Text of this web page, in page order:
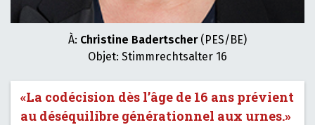
À: Christine Badertscher(PES/BE)
Objet: Stimmrechtsalter 16
«La codécision dès l’âge de 16 ans prévient
au déséquilibre générationnel aux urnes.»